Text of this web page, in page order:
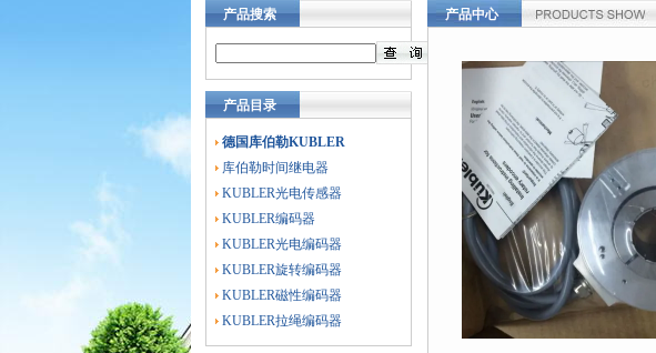
产品搜索
产品目录
德国库伯勒KUBLER
库伯勒时间继电器
KUBLER光电传感器
KUBLER编码器
KUBLER光电编码器
KUBLER旋转编码器
KUBLER磁性编码器
KUBLER拉绳编码器
产品中心